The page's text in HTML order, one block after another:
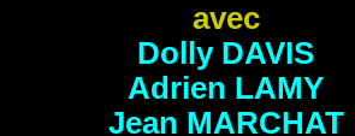
avec
Dolly DAVIS
Adrien LAMY
Jean MARCHAT